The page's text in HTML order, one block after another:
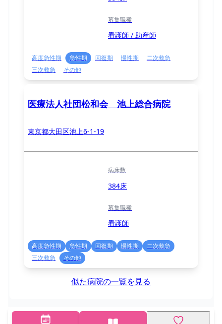
募集職種
看護師 / 助産師
高度急性期 急性期 回復期 慢性期
二次救急
三次救急
その他
医療法人社団松和会 池上総合病院
東京都大田区池上6-1-19
病床数
384床
募集職種
看護師
高度急性期 急性期 回復期 慢性期
二次救急
三次救急
その他
似た病院の一覧を見る